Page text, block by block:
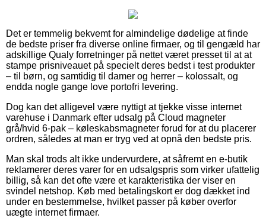
Det er temmelig bekvemt for almindelige dødelige at finde
de bedste priser fra diverse online firmaer, og til gengæld har
adskillige Qualy forretninger på nettet været presset til at at
stampe prisniveauet på specielt deres bedst i test produkter
– til børn, og samtidig til damer og herrer – kolossalt, og
endda nogle gange love portofri levering.
Dog kan det alligevel være nyttigt at tjekke visse internet
varehuse i Danmark efter udsalg på Cloud magneter
grå/hvid 6-pak – køleskabsmagneter forud for at du placerer
ordren, således at man er tryg ved at opnå den bedste pris.
Man skal trods alt ikke undervurdere, at såfremt en e-butik
reklamerer deres varer for en udsalgspris som virker ufattelig
billig, så kan det ofte være et karakteristika der viser en
svindel netshop. Køb med betalingskort er dog dækket ind
under en bestemmelse, hvilket passer på køber overfor
uægte internet firmaer.